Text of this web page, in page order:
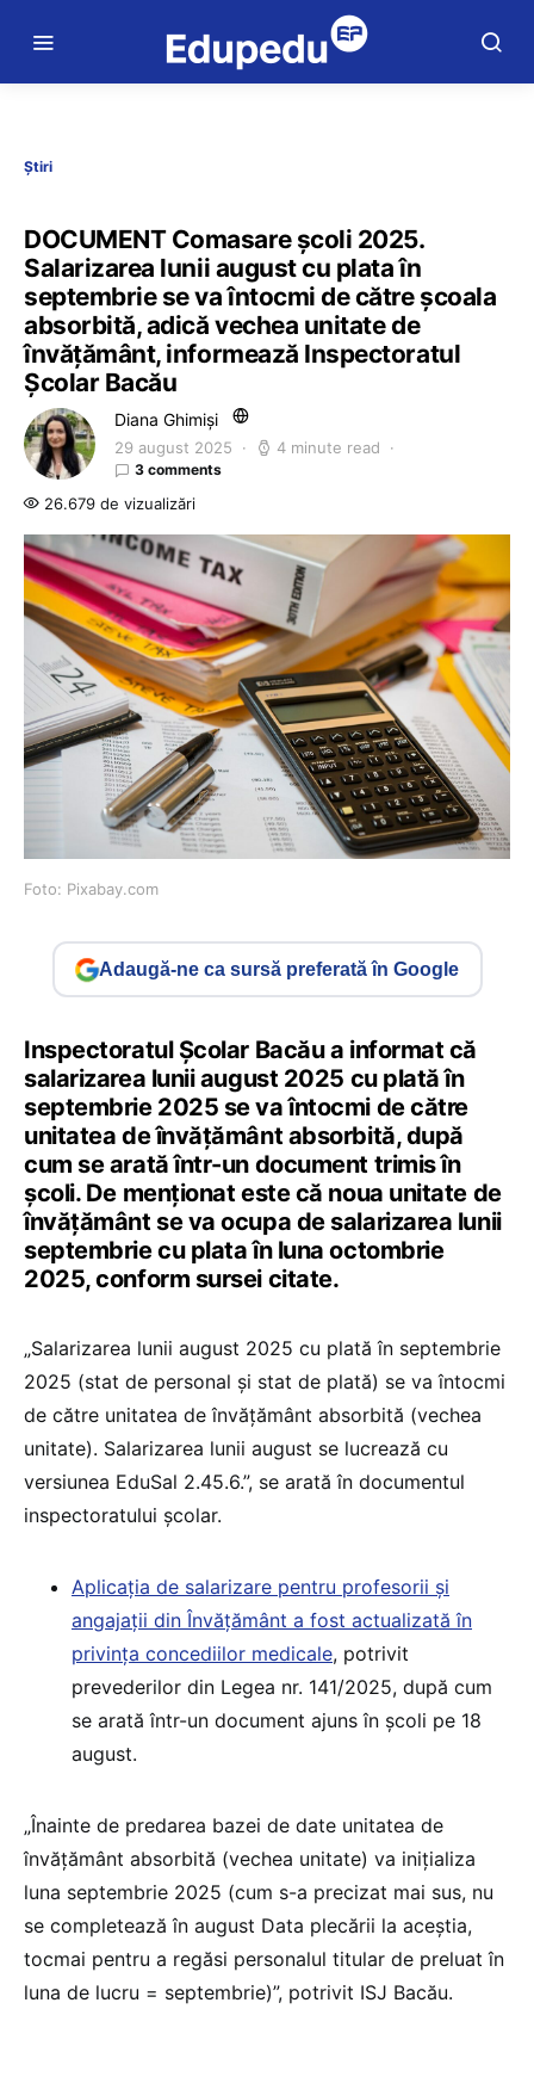
Știri
DOCUMENT Comasare școli 2025.
Salarizarea lunii august cu plata în
septembrie se va întocmi de către școala
absorbită, adică vechea unitate de
învățământ, informează Inspectoratul
Școlar Bacău
Diana Ghimiși
29 august 2025 4 minute read
3 comments
26.679 de vizualizări
Foto: Pixabay.com
Adaugă-ne ca sursă preferată în Google
Inspectoratul Școlar Bacău a informat că
salarizarea lunii august 2025 cu plată în
septembrie 2025 se va întocmi de către
unitatea de învățământ absorbită, după
cum se arată într-un document trimis în
școli. De menționat este că noua unitate de
învățământ se va ocupa de salarizarea lunii
septembrie cu plata în luna octombrie
2025, conform sursei citate.
„Salarizarea lunii august 2025 cu plată în septembrie
2025 (stat de personal şi stat de plată) se va întocmi
de către unitatea de învățământ absorbită (vechea
unitate). Salarizarea lunii august se lucrează cu
versiunea EduSal 2.45.6.”, se arată în documentul
inspectoratului școlar.
Aplicația de salarizare pentru profesorii și
angajații din Învățământ a fost actualizată în
privința concediilor medicale, potrivit
prevederilor din Legea nr. 141/2025, după cum
se arată într-un document ajuns în școli pe 18
august.
„Înainte de predarea bazei de date unitatea de
învățământ absorbită (vechea unitate) va inițializa
luna septembrie 2025 (cum s-a precizat mai sus, nu
se completează în august Data plecării la aceştia,
tocmai pentru a regăsi personalul titular de preluat în
luna de lucru = septembrie)”, potrivit ISJ Bacău.